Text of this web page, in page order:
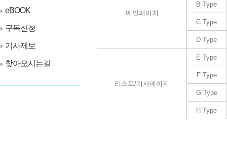
eBOOK
구독신청
기사제보
찾아오시는길
메인페이지
B Type
C Type
D Type
리스트/기사페이지
E Type
F Type
G Type
H Type